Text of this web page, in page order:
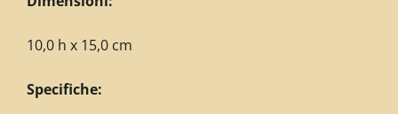
10,0 h x 15,0 cm
Specifiche: